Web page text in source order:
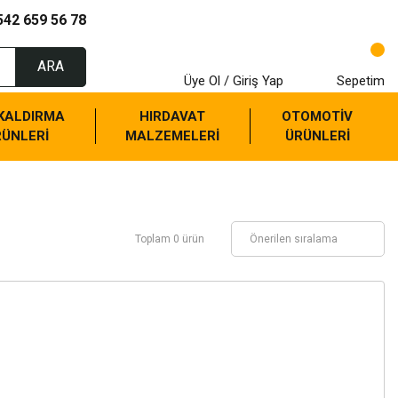
659 56 78
ARA
Üye Ol / Giriş Yap Sepetim
HIRDAVAT
MALZEMELERİ
OTOMOTİV
ÜRÜNLERİ
Toplam 0 ürün